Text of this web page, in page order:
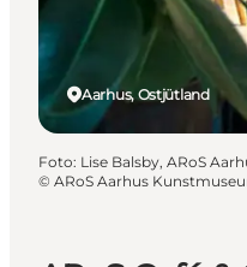
Aarhus, Ostjütland
Foto: Lise Balsby, ARoS
© ARoS Aarhus